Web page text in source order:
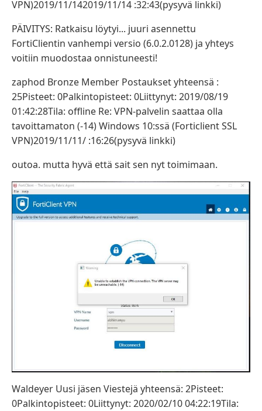
VPN)2019/11/142019/11/14 :32:43(pysyvä linkki)
PÄIVITYS: Ratkaisu löytyi... juuri asennettu
FortiClientin vanhempi versio (6.0.2.0128) ja yhteys
voitiin muodostaa onnistuneesti!
zaphod Bronze Member Postaukset yhteensä :
25Pisteet: 0Palkintopisteet: 0Liittynyt: 2019/08/19
01:42:28Tila: offline Re: VPN-palvelin saattaa olla
tavoittamaton (-14) Windows 10:ssä (Forticlient SSL
VPN)2019/11/11/ :16:26(pysyvä linkki)
outoa. mutta hyvä että sait sen nyt toimimaan.
Waldeyer Uusi jäsen Viestejä yhteensä: 2Pisteet:
0Palkintopisteet: 0Liittynyt: 2020/02/10 04:22:19Tila: